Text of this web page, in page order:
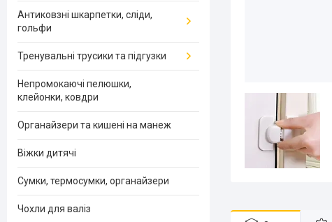
Антиковзні шкарпетки, сліди,
гольфи
Тренувальні трусики та підгузки
Непромокаючі пелюшки,
клейонки, ковдри
Органайзери та кишені на манеж
Віжки дитячі
Сумки, термосумки, органайзери
Чохли для валіз